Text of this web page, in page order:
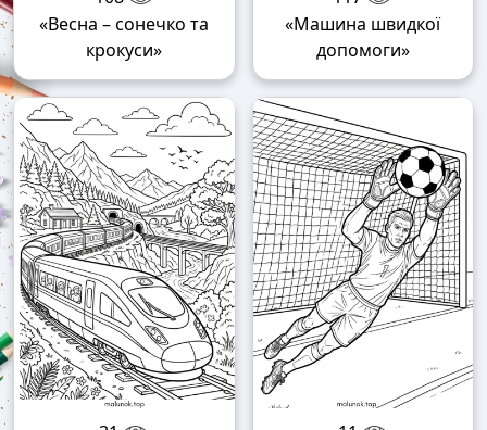
«Весна – сонечко та
крокуси»
«Машина швидкої
допомоги»